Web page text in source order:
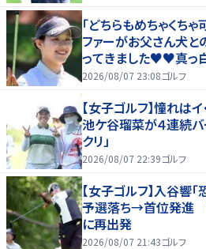
「どちらもめちゃくち
ファーがお父さん犬と
ってきました♥♥真っ
父さん」「白戸家入りす
2026/08/07 23:08ゴルフ
【女子ゴルフ】憧れは
池ケ谷瑠菜が４連続バ
クリ」
2026/08/07 22:39ゴルフ
【女子ゴルフ】入谷響
予選落ち→首位発進
に再出発
2026/08/07 21:43ゴルフ